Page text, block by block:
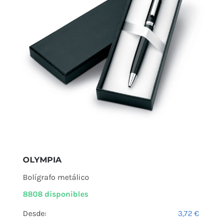
OLYMPIA
Bolígrafo metálico
8808 disponibles
Desde: 3,72€